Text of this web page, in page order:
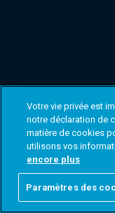
Votre vie privée est
notre déclaration de
matière de cookies
utilisons vos
encore plus
Paramètres des